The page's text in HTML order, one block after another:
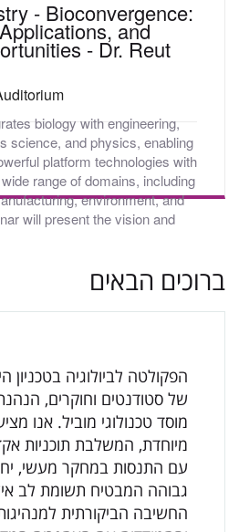
- Bioconvergence:
and
- Dr. Reut
biology with engineering,
science, and physics, enabling
platform technologies with
range of domains, including
environment, and
will present the vision and
ברוכים הבאים
הפקולטה לביולוגיה בטכניון
של סטודנטים וחוקרים,
מוסד טכנולוגי מוביל. אנו
מיוחדת, המשלבת תוכניות
עם התנסות במחקר מעשי,
גבוהה המבטיח תשומת לב
החשיבה הביקורתית